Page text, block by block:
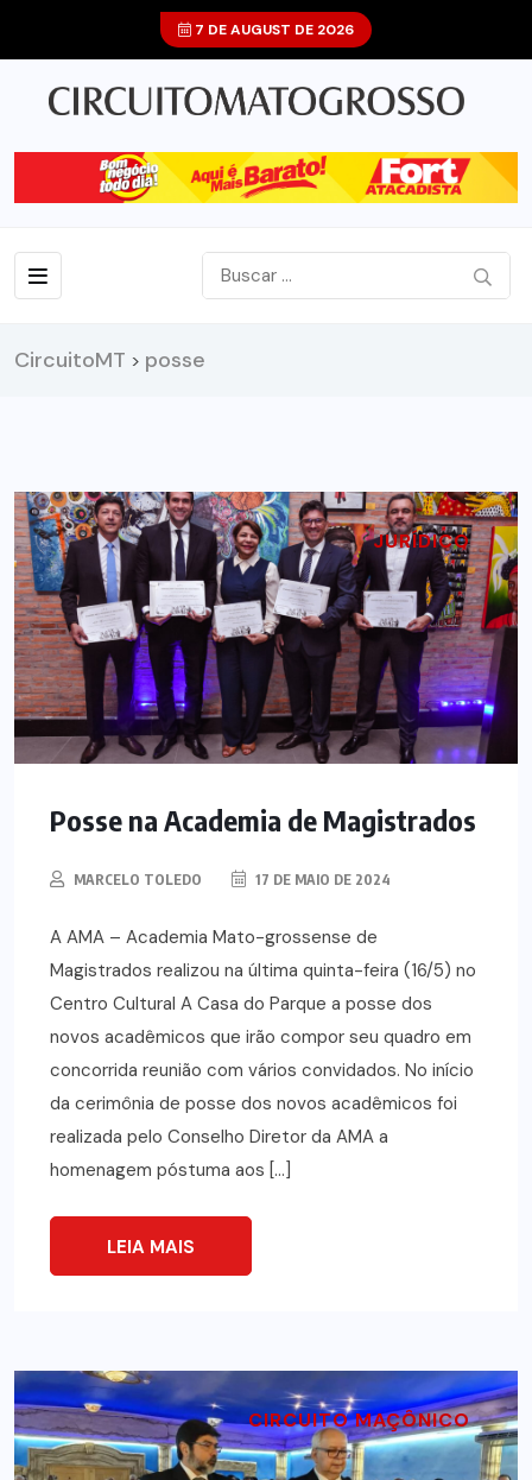
7 DE AUGUST DE 2026
CircuitoMT > posse
JURÍDICO
Posse na Academia de Magistrados
MARCELO TOLEDO 17 DE MAIO DE 2024
A AMA – Academia Mato-grossense de
Magistrados realizou na última quinta-feira (16/5) no
Centro Cultural A Casa do Parque a posse dos
novos acadêmicos que irão compor seu quadro em
concorrida reunião com vários convidados. No início
da cerimônia de posse dos novos acadêmicos foi
realizada pelo Conselho Diretor da AMA a
homenagem póstuma aos […]
LEIA MAIS
CIRCUITO MAÇÔNICO